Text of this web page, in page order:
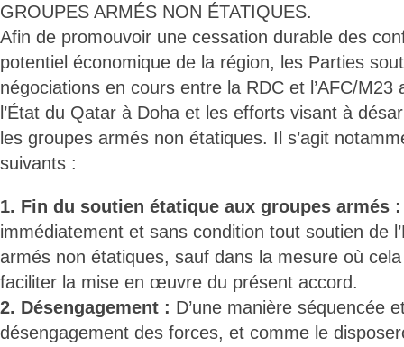
GROUPES ARMÉS NON ÉTATIQUES.
Afin de promouvoir une cessation durable des
potentiel économique de la région, les Parties
négociations en cours entre la RDC et l’AFC/M23
l’État du Qatar à Doha et les efforts visant à
les groupes armés non étatiques. Il s’agit
suivants :
1. Fin du soutien étatique aux groupes armés :
immédiatement et sans condition tout soutien de
armés non étatiques, sauf dans la mesure où
faciliter la mise en œuvre du présent accord.
2. Désengagement : D’une manière séquencée
désengagement des forces, et comme le